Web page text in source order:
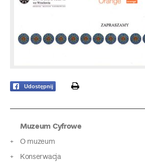
Udostępnij print
Muzeum Cyfrowe
O muzeum
Konserwacja